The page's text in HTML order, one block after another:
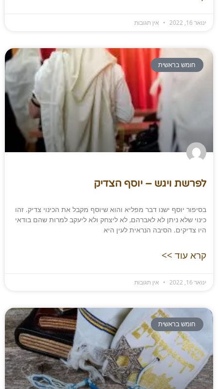
ינואר 16, 2022 אין תגובות
חומש בראשית
לפרשת ויגש – יוסף הצדיק
בסיפור יוסף ישנו דבר מפליא והוא שיוסף מקבל את הכינוי צדיק. זהו
כינוי שלא ניתן לא לאברהם, לא ליצחק ולא ליעקב למרות שהם בודאי
היו צדיקים. הסיבה הנראית לעין היא
קרא עוד >>
ינואר 16, 2022 אין תגובות
חומש בראשית